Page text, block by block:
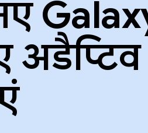
अडैप्टिव